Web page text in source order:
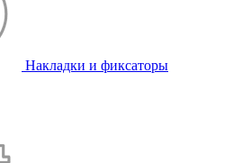
Накладки и фиксаторы